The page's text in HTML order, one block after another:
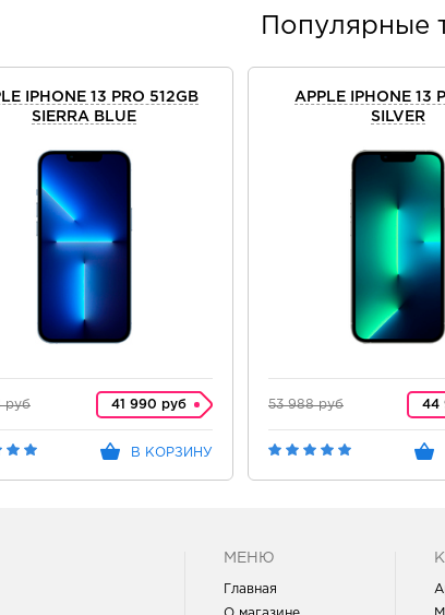
Популярные
IPHONE 13 PRO 512GB
SIERRA BLUE
руб 41 990 руб
В КОРЗИНУ
APPLE IPHONE 13
SILVER
53 988 руб 44
МЕНЮ
Главная